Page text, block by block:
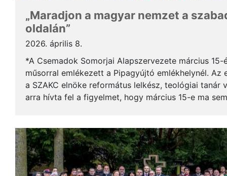
„Maradjon a magyar nemzet a
oldalán”
2026. április 8.
*A Csemadok Somorjai Alapszervezete március
műsorral emlékezett a Pipagyújtó emlékhelynél. Az
a SZAKC elnöke református lelkész, teológiai
arra hívta fel a figyelmet, hogy március 15-e ma